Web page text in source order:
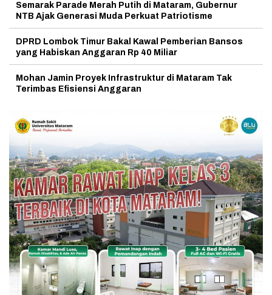
Semarak Parade Merah Putih di Mataram, Gubernur
NTB Ajak Generasi Muda Perkuat Patriotisme
DPRD Lombok Timur Bakal Kawal Pemberian Bansos
yang Habiskan Anggaran Rp 40 Miliar
Mohan Jamin Proyek Infrastruktur di Mataram Tak
Terimbas Efisiensi Anggaran